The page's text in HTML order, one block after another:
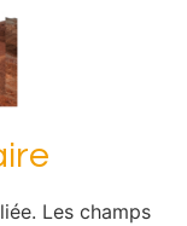
Les champs